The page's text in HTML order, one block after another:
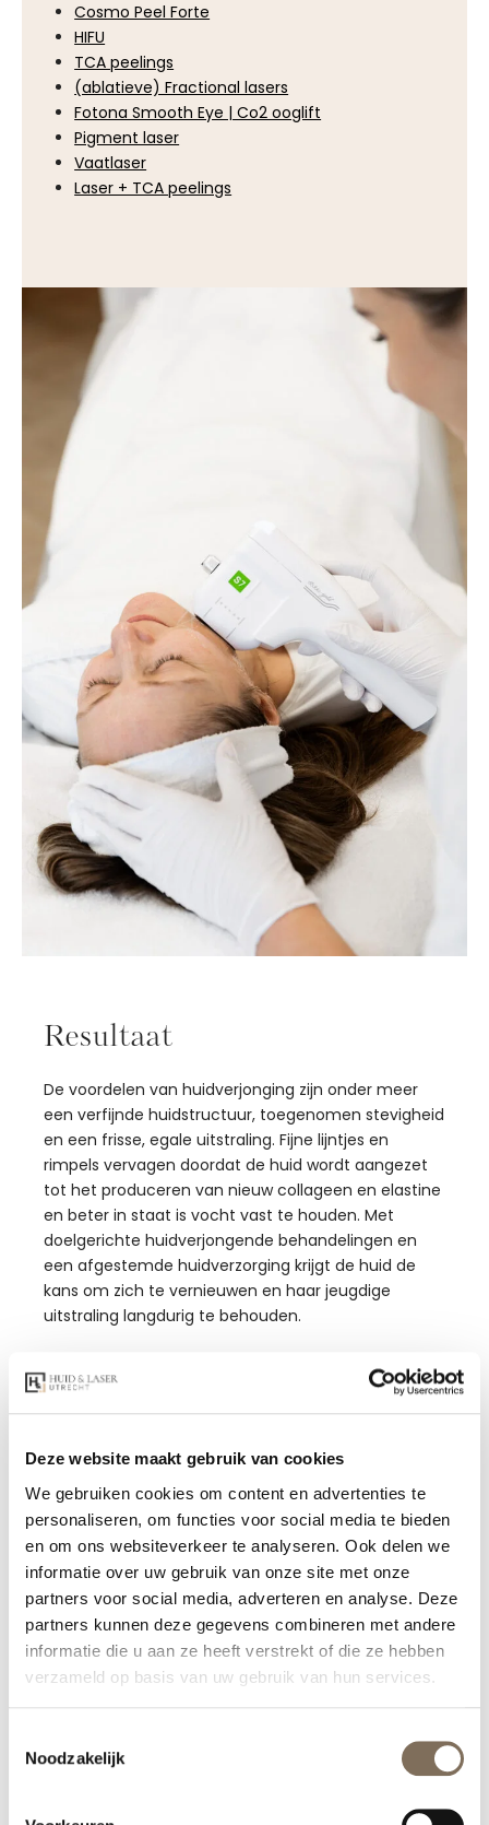
Deze website maakt gebruik van cookies
We gebruiken cookies om content en advertenties te
personaliseren, om functies voor social media te bieden
en om ons websiteverkeer te analyseren. Ook delen we
informatie over uw gebruik van onze site met onze
partners voor social media, adverteren en analyse. Deze
partners kunnen deze gegevens combineren met andere
informatie die u aan ze heeft verstrekt of die ze hebben
verzameld op basis van uw gebruik van hun services.
Noodzakelijk
Cosmo Peel Forte
HIFU
TCA peelings
(ablatieve) Fractional lasers
Fotona Smooth Eye | Co2 ooglift
Pigment laser
Vaatlaser
Laser + TCA peelings
Resultaat
De voordelen van huidverjonging zijn onder meer
een verfijnde huidstructuur, toegenomen stevigheid
en een frisse, egale uitstraling. Fijne lijntjes en
rimpels vervagen doordat de huid wordt aangezet
tot het produceren van nieuw collageen en elastine
en beter in staat is vocht vast te houden. Met
doelgerichte huidverjongende behandelingen en
een afgestemde huidverzorging krijgt de huid de
kans om zich te vernieuwen en haar jeugdige
uitstraling langdurig te behouden.
persoon en wordt beïnvloed door factoren zoals
huidtype en erfelijke aanleg, maar ook door leefstijl
en luchtverontreiniging.
Door deze belastende factoren te beperken en te
combineren met professionele
huidverjongingstechnieken, wordt de huid beter
beschermd tegen schadelijke vrije radicalen en
wordt vroegtijdige huidveroudering tegengegaan.
Dit zorgt voor een stevigere huid, een vermindering
van pigmentvlekken en roodheid en een egalere,
stralende teint.